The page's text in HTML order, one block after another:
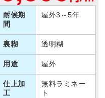
耐候期
間
屋外3～5年
裏糊 透明糊
用途 屋外
仕上加
工
無料ラミネー
ト